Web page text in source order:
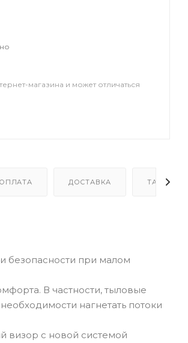
магазина и может отличаться
ОПЛАТА ДОСТАВКА ТАБЛИЦА
безопасности при малом
В частности, тыловые
нагнетать потоки
визор с новой системой